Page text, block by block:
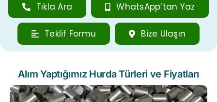
Tıkla Ara WhatsApp’tan Yaz
Teklif Formu Bize Ulaşın
Alım Yaptığımız Hurda Türleri ve Fiyatları